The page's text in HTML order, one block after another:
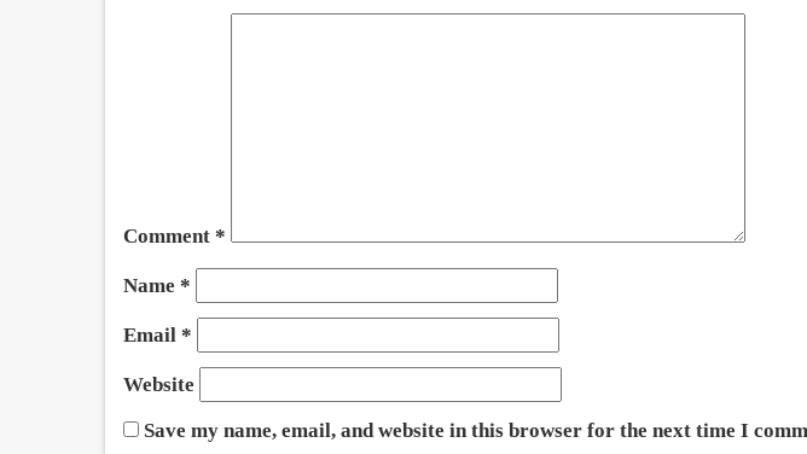
Comment *
Name *
Email *
Website
Save my name, email, and website in this browser for the next time I